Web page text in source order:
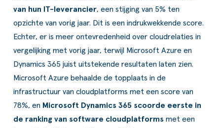
van hun IT-leverancier, een stijging van 5% ten
opzichte van vorig jaar. Dit is een indrukwekkende score.
Echter, er is meer ontevredenheid over cloudrelaties in
vergelijking met vorig jaar, terwijl Microsoft Azure en
Dynamics 365 juist uitstekende resultaten laten zien.
Microsoft Azure behaalde de topplaats in de
infrastructuur van cloudplatforms met een score van
78%, en Microsoft Dynamics 365 scoorde eerste in
de ranking van software cloudplatforms met een